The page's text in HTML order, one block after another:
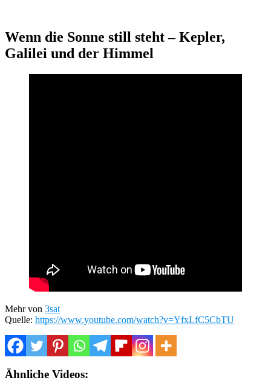
Wenn die Sonne still steht – Kepler,
Galilei und der Himmel
Mehr von 3sat
Quelle: https://www.youtube.com/watch?v=YfxLfC5CbTU
Ähnliche Videos: